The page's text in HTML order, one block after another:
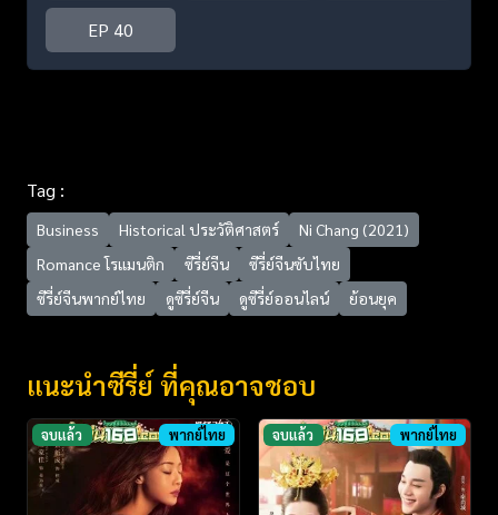
EP 40
Tag :
Business Historical ประวัติศาสตร์
Ni Chang (2021)
Romance โรแมนติก
ซีรี่ย์จีน
ซีรี่ย์จีนซับไทย
ซีรี่ย์จีนพากย์ไทย
ดูซีรี่ย์จีน ดูซีรี่ย์ออนไลน์ ย้อนยุค
แนะนำซีรี่ย์ ที่คุณอาจชอบ
จบแล้ว พากย์ไทย จบแล้ว พากย์ไทย